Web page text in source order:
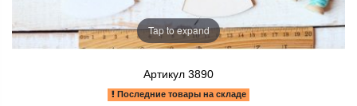
Tap to expand
Артикул 3890
Последние товары на складе